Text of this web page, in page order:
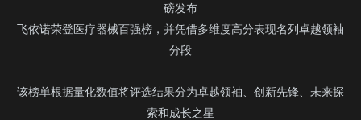
磅发布
飞依诺荣登医疗器械百强榜，并凭借多维度高分表现名列卓越领袖
分段
该榜单根据量化数值将评选结果分为卓越领袖、创新先锋、未来探
索和成长之星